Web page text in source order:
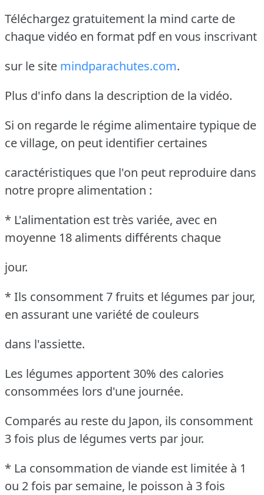
Téléchargez gratuitement la mind carte de
chaque vidéo en format pdf en vous inscrivant
sur le site mindparachutes.com.
Plus d'info dans la description de la vidéo.
Si on regarde le régime alimentaire typique de
ce village, on peut identifier certaines
caractéristiques que l'on peut reproduire dans
notre propre alimentation :
* L'alimentation est très variée, avec en
moyenne 18 aliments différents chaque
jour.
* Ils consomment 7 fruits et légumes par jour,
en assurant une variété de couleurs
dans l'assiette.
Les légumes apportent 30% des calories
consommées lors d'une journée.
Comparés au reste du Japon, ils consomment
3 fois plus de légumes verts par jour.
* La consommation de viande est limitée à 1
ou 2 fois par semaine, le poisson à 3 fois